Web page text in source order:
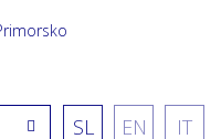
SL EN IT